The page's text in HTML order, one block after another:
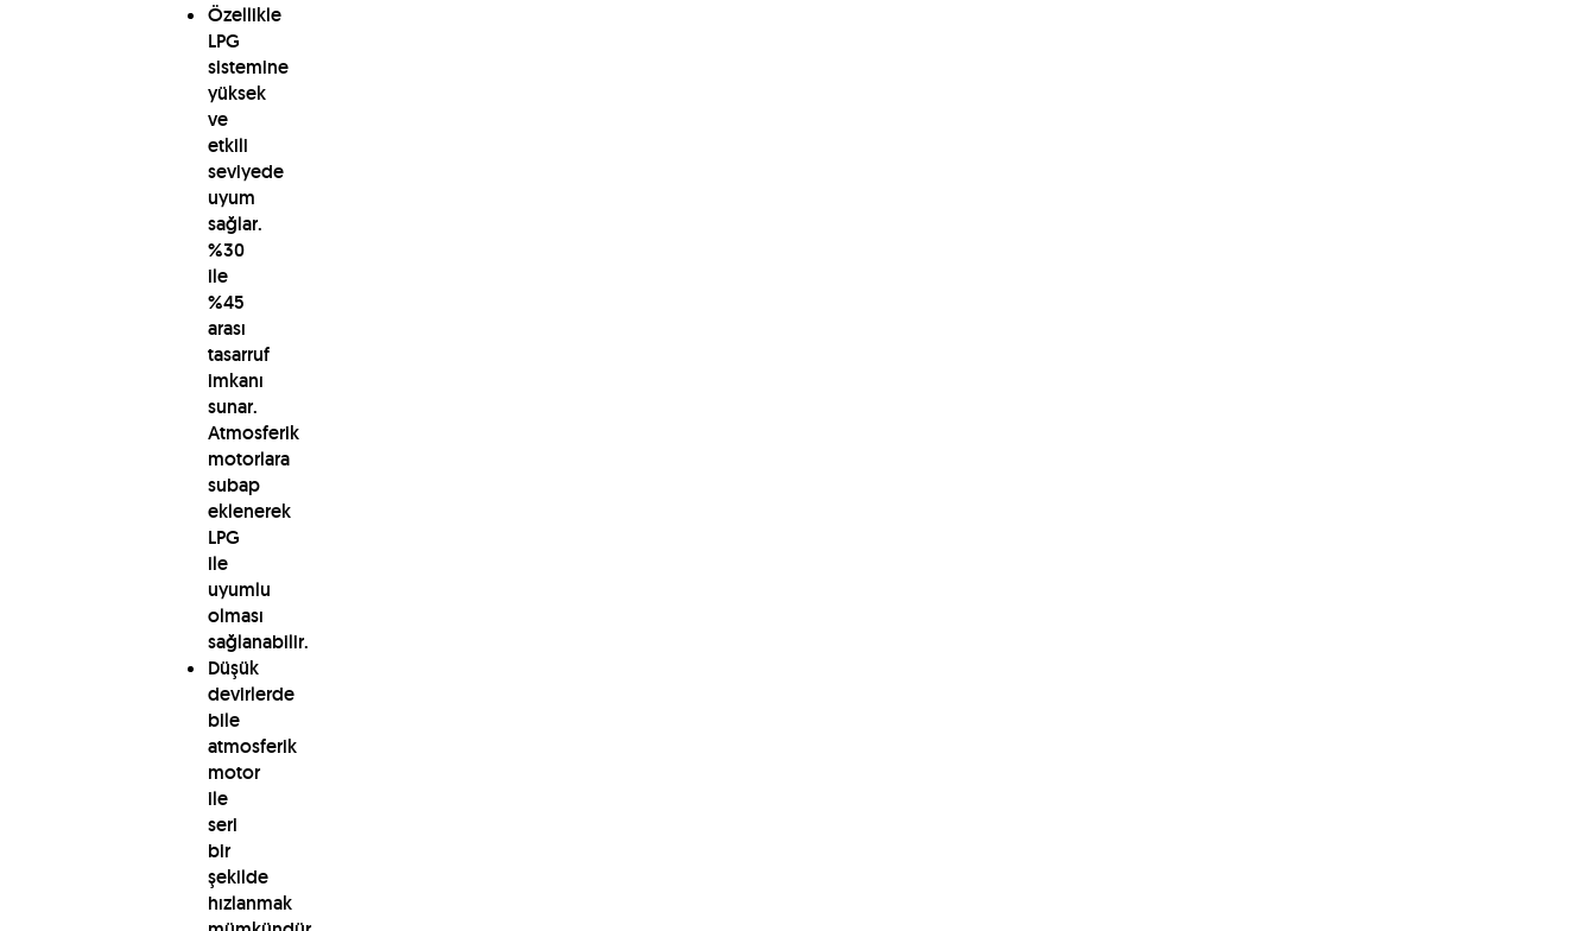
Özellikle
LPG
sistemine
yüksek
ve
etkili
seviyede
uyum
sağlar.
%30
ile
%45
arası
tasarruf
imkanı
sunar.
Atmosferik
motorlara
subap
eklenerek
LPG
ile
uyumlu
olması
sağlanabilir.
Düşük
devirlerde
bile
atmosferik
motor
ile
seri
bir
şekilde
hızlanmak